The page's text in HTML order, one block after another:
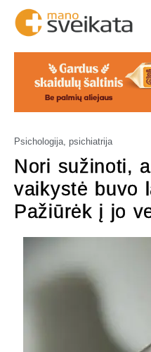
Psichologija, psichiatrija
Nori sužinoti,
vaikystė buvo
Pažiūrėk į jo